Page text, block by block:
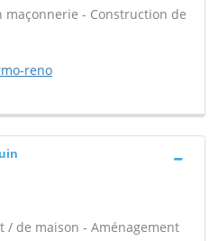
maçonnerie - Construction de
reno
/ de maison - Aménagement